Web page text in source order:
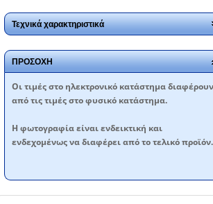
Τεχνικά χαρακτηριστικά
ΠΡΟΣΟΧΗ
Oι τιμές στο ηλεκτρονικό κατάστημα διαφέρουν
από τις τιμές στο φυσικό κατάστημα.
Η φωτογραφία είναι ενδεικτική και
ενδεχομένως να διαφέρει από το τελικό προϊόν.